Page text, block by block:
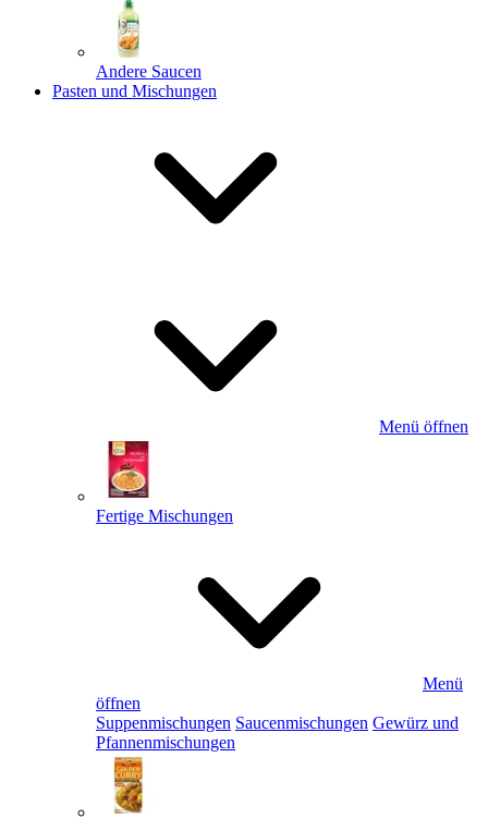
Andere Saucen
Pasten und Mischungen
Menü öffnen
Fertige Mischungen
Menü
öffnen
Suppenmischungen Saucenmischungen Gewürz und
Pfannenmischungen